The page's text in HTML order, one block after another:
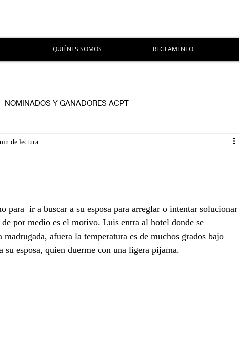
QUIÉNES SOMOS REGLAMENTO
NOMINADOS Y GANADORES ACPT
de lectura
para  ir a buscar a su esposa para arreglar o intentar solucionar
por medio es el motivo. Luis entra al hotel donde se
afuera la temperatura es de muchos grados bajo
su esposa, quien duerme con una ligera pijama.